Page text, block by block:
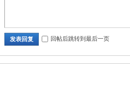
发表回复 回帖后跳转到最后一页